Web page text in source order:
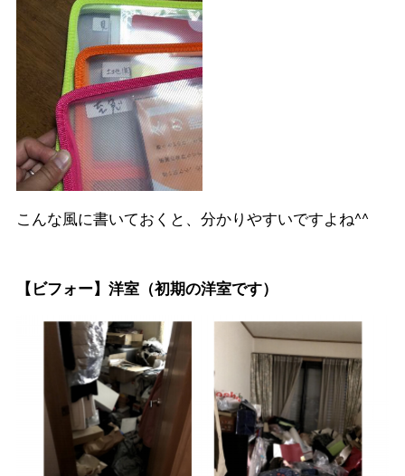
こんな風に書いておくと、分かりやすいですよね^^
【ビフォー】洋室（初期の洋室です）